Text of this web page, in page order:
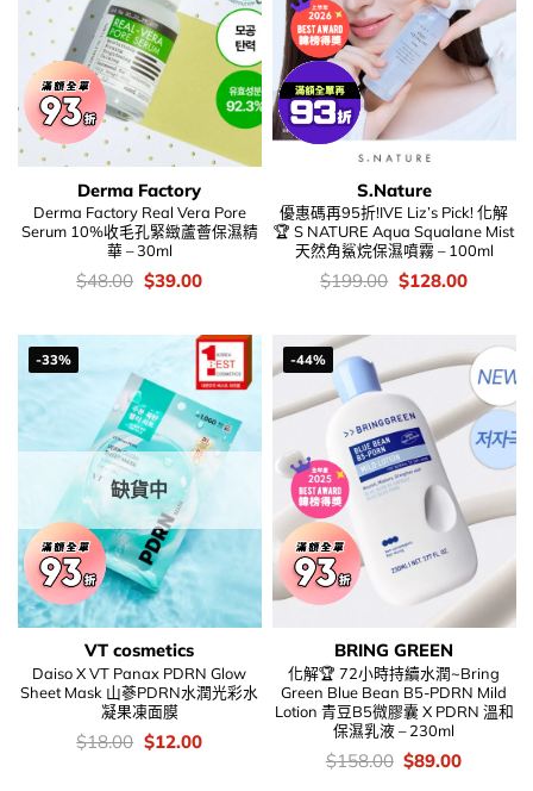
Derma Factory
Derma Factory Real Vera Pore
Serum 10%收毛孔緊緻蘆薈保濕精
華 – 30ml
價
$48.00 Original
$48.00.
$39.00Current
$39.00.
S.Nature
優惠碼再95折!IVE Liz’s Pick! 化解
🏆 S NATURE Aqua Squalane Mist
天然角鯊烷保濕噴霧 – 100ml
價
$199.00 Original
$128.00Current
-33%
缺貨中
VT cosmetics
Daiso X VT Panax PDRN Glow
Sheet Mask 山蔘PDRN水潤光彩水
凝果凍面膜
價
錢：
$18.00 Original
price
$12.00Current
-44%
BRING GREEN
化解🏆 72小時持續水潤~Bring
Green Blue Bean B5-PDRN Mild
Lotion 青豆B5微膠囊 X PDRN 溫和
保濕乳液 – 230ml
價
錢：
$158.00 Original
price
$89.00Current